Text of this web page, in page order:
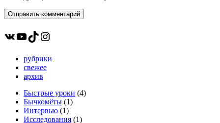
ВКонтакте
YouTube
TikTokInstagram
рубрики
свежее
архив
Быстрые уроки (4)
Бычкомёты (1)
Интервью (1)
Исследования (1)